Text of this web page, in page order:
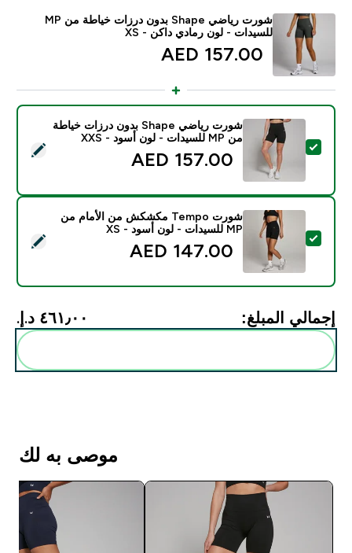
شورت رياضي Shape بدون درزات خياطة من MP
للسيدات - لون رمادي داكن - XS
157.00 AED‎
تحديد هذا المنتج - شورت رياضي Shape بدون درزات خياطة من MP للسيدات - لون أسود - XXS
شورت رياضي Shape بدون درزات خياطة
من MP للسيدات - لون أسود - XXS
157.00 AED‎
تحديد هذا المنتج - شورت Tempo مكشكش من الأمام من MP للسيدات - لون أسود - XS
شورت Tempo مكشكش من الأمام من
MP للسيدات - لون أسود - XS
147.00 AED‎
إجمالي المبلغ: ٤٦١٫٠٠ د.إ.‏‎
موصى به لك